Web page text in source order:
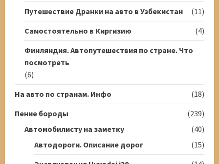
Путешествие Дранки на авто в Узбекистан
(11)
Самостоятельно в Киргизию
(4)
Финляндия. Автопутешествия по стране. Что
посмотреть
(6)
На авто по странам. Инфо
(18)
Пение бороды
(239)
Автомобилисту на заметку
(40)
Автодороги. Описание дорог
(15)